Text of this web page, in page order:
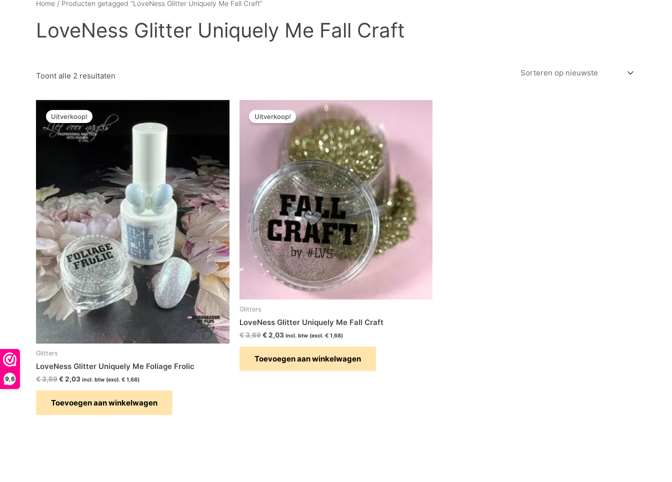
9,6
Home / Producten getagged “LoveNess Glitter Uniquely Me Fall Craft”
LoveNess Glitter Uniquely Me Fall Craft
Toont alle 2 resultaten
Uitverkoop!
Glitters
LoveNess Glitter Uniquely Me Foliage Frolic
€3,69
prijs
was:
€ 3,69.
€2,03
prijs
is:
€ 2,03.
incl. btw (excl. € 1,68)
Toevoegen aan winkelwagen
Uitverkoop!
Glitters
LoveNess Glitter Uniquely Me Fall Craft
€3,69
prijs
was:
€2,03
prijs
is:
€ 2,03.
incl. btw (excl. €1,68)
Toevoegen aan winkelwagen